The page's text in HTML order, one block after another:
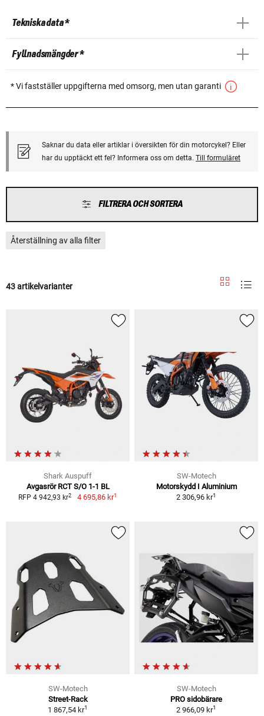
Tekniska data *
Fyllnadsmängder *
* Vi fastställer uppgifterna med omsorg, men utan garanti
Saknar du data eller artiklar i översikten för din motorcykel? Eller
har du upptäckt ett fel? Informera oss om detta. Till formuläret
FILTRERA OCH SORTERA
Återställning av alla filter
43 artikelvarianter
Shark Auspuff
Avgasrör RCT S/O 1-1 BL
RFP 4 942,93 kr2 4 695,86 kr1
SW-Motech
Motorskydd I Aluminium
2 306,96 kr1
SW-Motech
Street-Rack
1 867,54 kr1
SW-Motech
PRO sidobärare
2 966,09 kr1